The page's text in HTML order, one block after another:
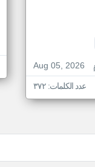
Aug 05, 2026
عدد الكلمات: ٣٧٢